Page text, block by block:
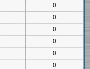
0
0
0
0
0
0